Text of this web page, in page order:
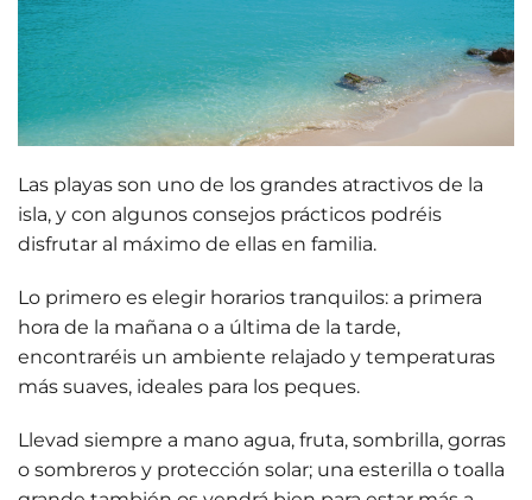
Las playas son uno de los grandes atractivos de la
isla, y con algunos consejos prácticos podréis
disfrutar al máximo de ellas en familia.
Lo primero es elegir horarios tranquilos: a primera
hora de la mañana o a última de la tarde,
encontraréis un ambiente relajado y temperaturas
más suaves, ideales para los peques.
Llevad siempre a mano agua, fruta, sombrilla, gorras
o sombreros y protección solar; una esterilla o toalla